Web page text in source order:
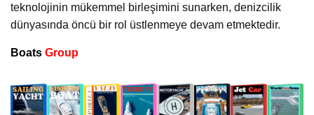
teknolojinin mükemmel birleşimini sunarken, denizcilik
dünyasında öncü bir rol üstlenmeye devam etmektedir.
Boats Group